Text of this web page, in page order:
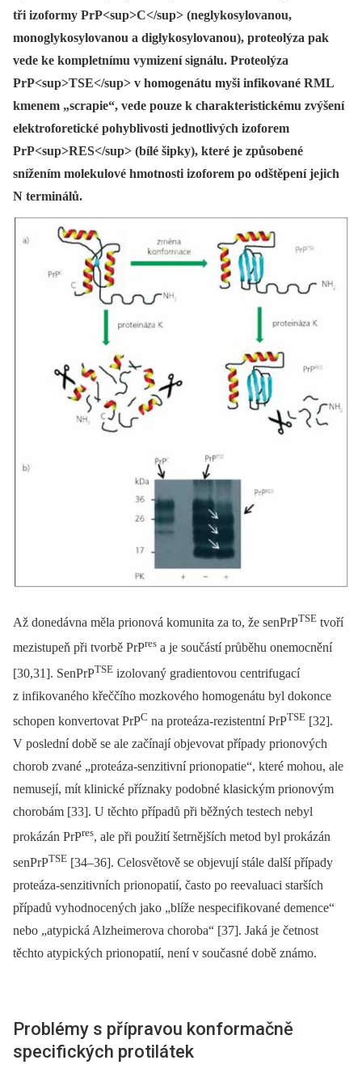
tři izoformy PrP<sup>C</sup> (neglykosylovanou,
monoglykosylovanou a diglykosylovanou), proteolýza pak
vede ke kompletnímu vymizení signálu. Proteolýza
PrP<sup>TSE</sup> v homogenátu myši infikované RML
kmenem „scrapie“, vede pouze k charakteristickému zvýšení
elektroforetické pohyblivosti jednotlivých izoforem
PrP<sup>RES</sup> (bílé šipky), které je způsobené
snížením molekulové hmotnosti izoforem po odštěpení jejich
N terminálů.
Až donedávna měla prionová komunita za to, že senPrPTSE tvoří
mezistupeň při tvorbě PrPres a je součástí průběhu onemocnění
[30,31]. SenPrPTSE izolovaný gradientovou centrifugací
z infikovaného křeččího mozkového homogenátu byl dokonce
schopen konvertovat PrPC na pro­teáza-rezistentní PrPTSE [32].
V poslední době se ale začínají objevovat případy prionových
chorob zvané „proteáza-senzitivní prionopatie“, které mohou, ale
nemusejí, mít klinické příznaky podobné klasickým prionovým
chorobám [33]. U těchto případů při běžných testech nebyl
prokázán PrPres, ale při použití šetrnějších metod byl prokázán
senPrPTSE [34–36]. Celosvětově se objevují stále další případy
proteáza-senzitivních prionopatií, často po reevaluaci starších
případů vyhodnocených jako „blíže nespecifikované demence“
nebo „atypická Alzheimerova choroba“ [37]. Jaká je četnost
těchto atypických prionopatií, není v současné době známo.
Problémy s přípravou konformačně
specifických protilátek